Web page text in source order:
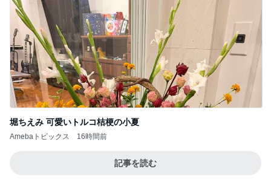
堀ちえみ 可愛いトルコ桔梗の小夏
Amebaトピックス 16時間前
記事を読む